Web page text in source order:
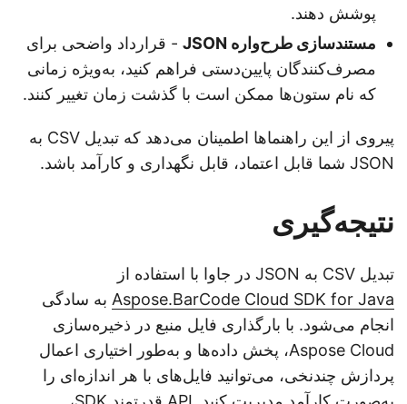
پوشش دهند.
مستندسازی طرح‌واره JSON
- قرارداد واضحی برای
مصرف‌کنندگان پایین‌دستی فراهم کنید، به‌ویژه زمانی
که نام ستون‌ها ممکن است با گذشت زمان تغییر کنند.
پیروی از این راهنماها اطمینان می‌دهد که تبدیل CSV به
JSON شما قابل اعتماد، قابل نگهداری و کارآمد باشد.
نتیجه‌گیری
تبدیل CSV به JSON در جاوا با استفاده از
Aspose.BarCode Cloud SDK for Javaبه سادگی
انجام می‌شود. با بارگذاری فایل منبع در ذخیره‌سازی
Aspose Cloud، پخش داده‌ها و به‌طور اختیاری اعمال
پردازش چندنخی، می‌توانید فایل‌های با هر اندازه‌ای را